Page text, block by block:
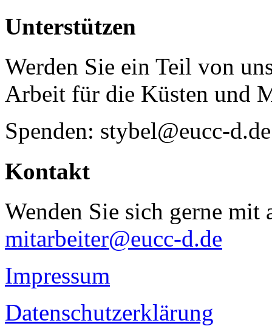
Unterstützen
Werden Sie ein Teil von
Arbeit für die Küsten und
Spenden: stybel@eucc-d.de
Kontakt
Wenden Sie sich gerne mit
mitarbeiter@eucc-d.de
Impressum
Datenschutzerklärung